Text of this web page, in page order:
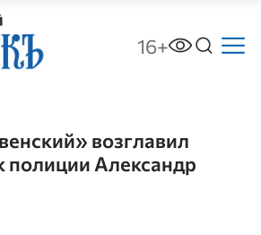
16+
возглавил
полиции Александр